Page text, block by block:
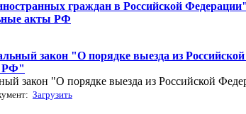
граждан в Российской
акты РФ
закон "О порядке выезда из
РФ"
закон "О порядке выезда из Российской
Загрузить